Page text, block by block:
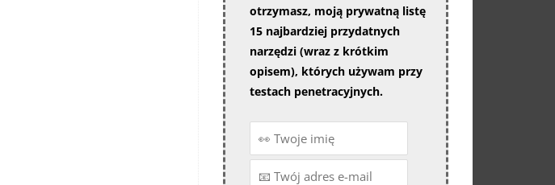
otrzymasz, moją prywatną listę
15 najbardziej przydatnych
narzędzi (wraz z krótkim
opisem), których używam przy
testach penetracyjnych.